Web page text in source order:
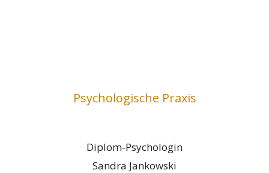
Psychologische Praxis
Diplom-Psychologin
Sandra Jankowski